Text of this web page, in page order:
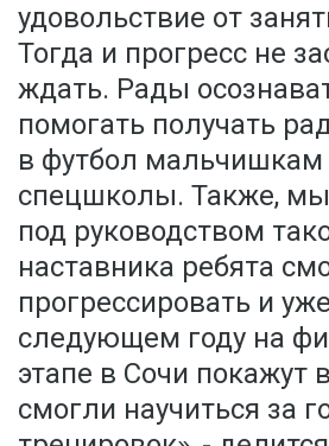
удовольствие от
Тогда и прогресс не
ждать. Рады
помогать получать
в футбол мальчишкам
спецшколы. Также,
под руководством
наставника ребята
прогрессировать и
следующем году на
этапе в Сочи покажут
смогли научиться за